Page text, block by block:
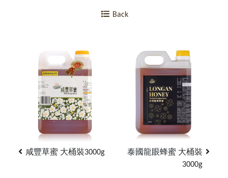
Back
咸豐草蜜 大桶裝3000g
泰國龍眼蜂蜜 大桶裝
3000g